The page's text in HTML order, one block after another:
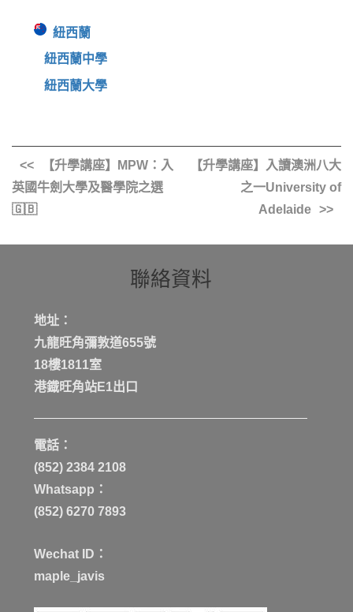
紐西蘭
紐西蘭中學
紐西蘭大學
【升學講座】MPW：入
英國牛劍大學及醫學院之選
🇬🇧
【升學講座】入讀澳洲八大
之一University of
Adelaide
聯絡資料
地址：
九龍旺角彌敦道655號
18樓1811室
港鐡旺角站E1出口
電話：
(852) 2384 2108
Whatsapp：
(852) 6270 7893
Wechat ID：
maple_javis